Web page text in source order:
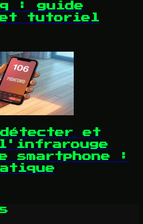
: guide
et tutoriel
détecter et
smartphone :